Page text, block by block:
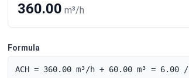
360.00 m³/h
Formula
ACH = 360.00 m³/h ÷ 60.00 m³ = 6.00